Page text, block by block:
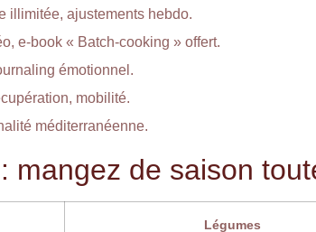
illimitée, ajustements hebdo.
e-book « Batch-cooking » offert.
émotionnel.
mobilité.
méditerranéenne.
de saison
Légumes